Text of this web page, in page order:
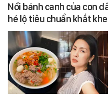
Nồi bánh canh của con
hé lộ tiêu chuẩn khắt